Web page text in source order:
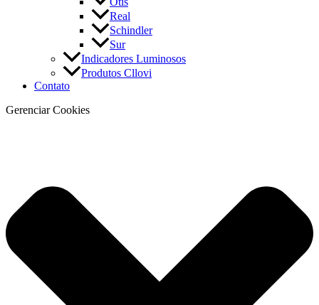
Real
Schindler
Sur
Indicadores Luminosos
Produtos Cllovi
Contato
Gerenciar Cookies